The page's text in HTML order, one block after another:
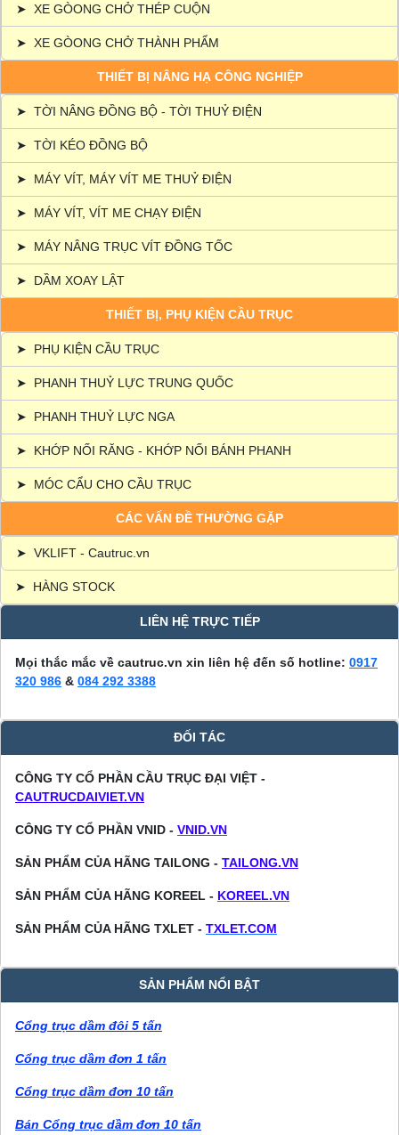
➤ XE GÒONG CHỞ THÉP CUỘN
➤ XE GÒONG CHỞ THÀNH PHẨM
THIẾT BỊ NÂNG HẠ CÔNG NGHIỆP
➤ TỜI NÂNG ĐỒNG BỘ - TỜI THUỶ ĐIỆN
➤ TỜI KÉO ĐỒNG BỘ
➤ MÁY VÍT, MÁY VÍT ME THUỶ ĐIỆN
➤ MÁY VÍT, VÍT ME CHẠY ĐIỆN
➤ MÁY NÂNG TRỤC VÍT ĐỒNG TỐC
➤ DẦM XOAY LẬT
THIẾT BỊ, PHỤ KIỆN CẦU TRỤC
➤ PHỤ KIỆN CẦU TRỤC
➤ PHANH THUỶ LỰC TRUNG QUỐC
➤ PHANH THUỶ LỰC NGA
➤ KHỚP NỐI RĂNG - KHỚP NỐI BÁNH PHANH
➤ MÓC CẨU CHO CẦU TRỤC
CÁC VẤN ĐỀ THƯỜNG GẶP
➤ VKLIFT - Cautruc.vn
➤ HÀNG STOCK
LIÊN HỆ TRỰC TIẾP
Mọi thắc mắc về cautruc.vn xin liên hệ đến số hotline: 0917
320 986 & 084 292 3388
ĐỐI TÁC
CÔNG TY CỔ PHẦN CẦU TRỤC ĐẠI VIỆT -
CAUTRUCDAIVIET.VN
CÔNG TY CỔ PHẦN VNID - VNID.VN
SẢN PHẨM CỦA HÃNG TAILONG - TAILONG.VN
SẢN PHẨM CỦA HÃNG KOREEL - KOREEL.VN
SẢN PHẨM CỦA HÃNG TXLET - TXLET.COM
SẢN PHẨM NỔI BẬT
Cổng trục dầm đôi 5 tấn
Cổng trục dầm đơn 1 tấn
Cổng trục dầm đơn 10 tấn
Bán Cổng trục dầm đơn 10 tấn